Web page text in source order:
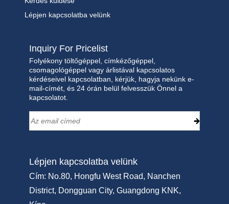
Lépjen kapcsolatba velünk
Inquiry For Pricelist
Folyékony töltőgéppel, címkézőgéppel,
csomagológéppel vagy árlistával kapcsolatos
kérdéseivel kapcsolatban, kérjük, hagyja nekünk e-
mail-címét, és 24 órán belül felvesszük Önnel a
kapcsolatot.
Lépjen kapcsolatba velünk
Cím: No.80, Hongfu West Road, Nanchen
District, Dongguan City, Guangdong KNK,